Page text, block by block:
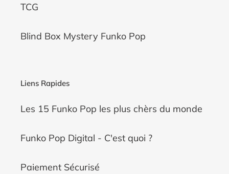
TCG
Blind Box Mystery Funko Pop
Liens Rapides
Les 15 Funko Pop les plus chèrs du monde
Funko Pop Digital - C'est quoi ?
Paiement Sécurisé